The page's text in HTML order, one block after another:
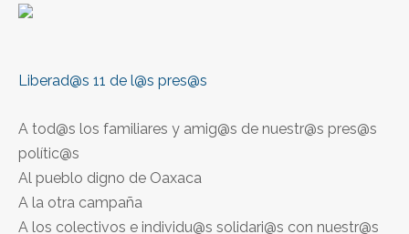
Liberad@s 11 de l@s pres@s
A tod@s los familiares y amig@s de nuestr@s pres@s
polític@s
Al pueblo digno de Oaxaca
A la otra campaña
A los colectivos e individu@s solidari@s con nuestr@s